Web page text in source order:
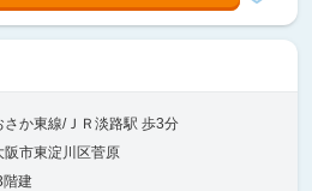
さか東線/ＪＲ淡路駅 歩3分
阪市東淀川区菅原
階建